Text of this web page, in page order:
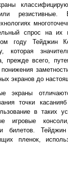
резистивные.
спрос на
году Тейджин
которая
прежде всего,
экранов до
экраны
точки
в таких
игровые
билетов.
пленок,